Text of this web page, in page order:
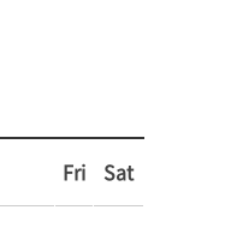
Fri Sat